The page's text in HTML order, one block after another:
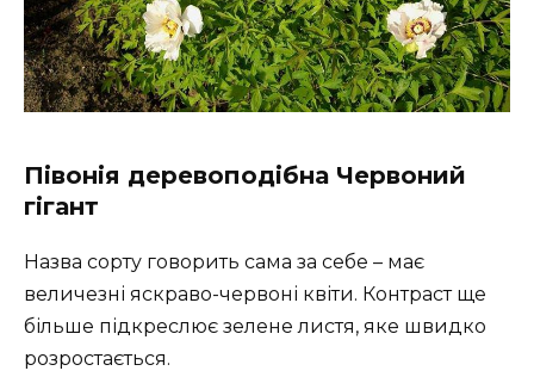
Півонія деревоподібна Червоний
гігант
Назва сорту говорить сама за себе – має
величезні яскраво-червоні квіти. Контраст ще
більше підкреслює зелене листя, яке швидко
розростається.